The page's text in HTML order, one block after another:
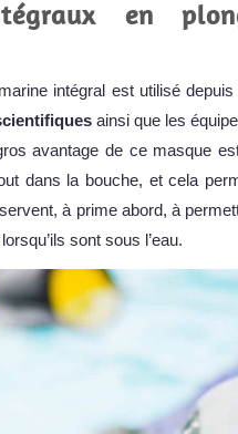
en
intégral est utilisé
ainsi que les
avantage de ce masque
dans la bouche, et cela
à prime abord, à
sont sous l’eau.